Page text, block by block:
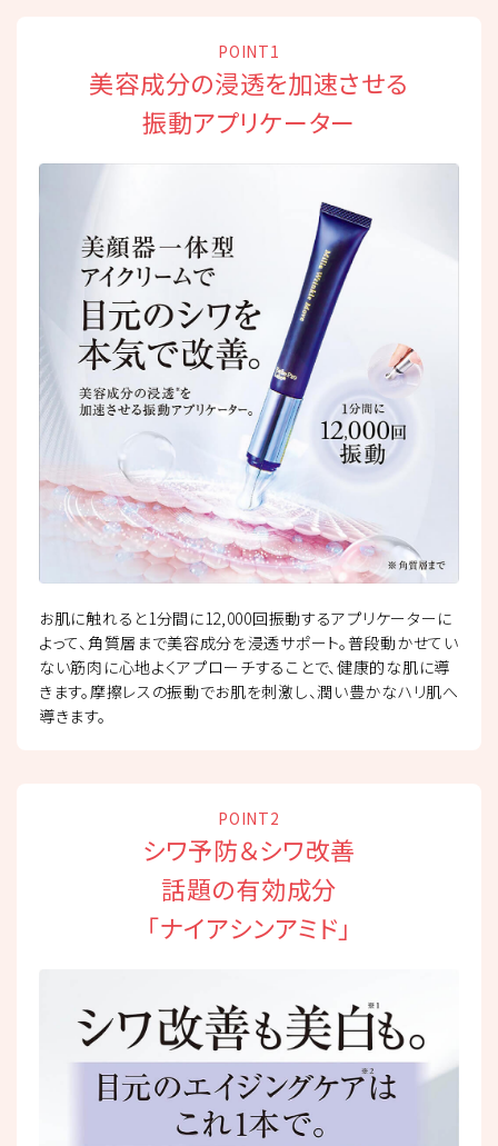
POINT1
美容成分の浸透を加速させる
振動アプリケーター
お肌に触れると1分間に12,000回振動するアプリケーターに
よって、角質層まで美容成分を浸透サポート。普段動かせてい
ない筋肉に心地よくアプローチすることで、健康的な肌に導
きます。摩擦レスの振動でお肌を刺激し、潤い豊かなハリ肌へ
導きます。
POINT2
シワ予防＆シワ改善
話題の有効成分
「ナイアシンアミド」